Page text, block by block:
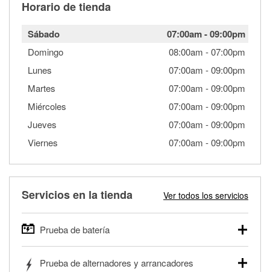
Horario de tienda
Sábado 07:00am-09:00pm
Domingo 08:00am -07:00pm
Lunes
07:00am -09:00pm
Martes
07:00am -09:00pm
Miércoles
07:00am -09:00pm
Jueves
07:00am -09:00pm
Viernes
07:00am -09:00pm
Servicios en la tienda Ver todos los servicios
Prueba de batería
autos, camionetas, SUVs, vehículos comerciales y
Prueba de alternadores y arrancadores